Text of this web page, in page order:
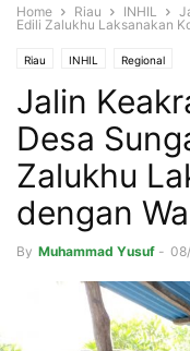
Home Riau INHIL
Edili Zalukhu Laksanakan
Riau INHIL Regional
Jalin
Desa
Zalukhu
dengan
By Muhammad Yusuf -